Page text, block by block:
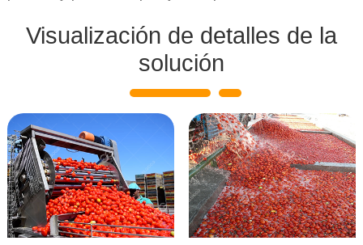
Visualización de detalles de la
solución